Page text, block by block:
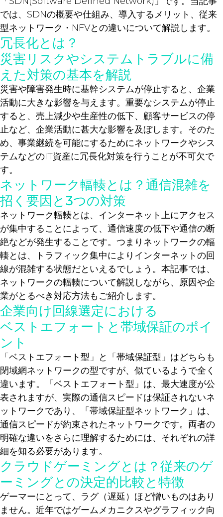
では、SDNの概要や仕組み、導入するメリット、従来
型ネットワーク・NFVとの違いについて解説します。
冗長化とは？
災害リスクやシステムトラブルに備
えた対策の基本を解説
災害や障害発生時に基幹システムが停止すると、企業
活動に大きな影響を与えます。重要なシステムが停止
すると、売上減少や生産性の低下、顧客サービスの停
止など、企業活動に甚大な影響を及ぼします。そのた
め、事業継続を可能にするためにネットワークやシス
テムなどのIT資産に冗長化対策を行うことが不可欠で
す。
ネットワーク輻輳とは？通信混雑を
招く要因と3つの対策
ネットワーク輻輳とは、インターネット上にアクセス
が集中することによって、通信速度の低下や通信の断
絶などが発生することです。つまりネットワークの輻
輳とは、トラフィック集中によりインターネットの回
線が混雑する状態だといえるでしょう。本記事では、
ネットワークの輻輳について解説しながら、原因や企
業がとるべき対応方法もご紹介します。
企業向け回線選定における
ベストエフォートと帯域保証のポイ
ント
「ベストエフォート型」と「帯域保証型」はどちらも
閉域網ネットワークの型ですが、似ているようで全く
違います。「ベストエフォート型」は、最大速度が公
表されますが、実際の通信スピードは保証されないネ
ットワークであり、「帯域保証型ネットワーク」は、
通信スピードが約束されたネットワークです。両者の
明確な違いをさらに理解するためには、それぞれの詳
細を知る必要があります。
クラウドゲーミングとは？従来のゲ
ーミングとの決定的比較と特徴
ゲーマーにとって、ラグ（遅延）ほど憎いものはあり
ません。近年ではゲームメカニクスやグラフィック向